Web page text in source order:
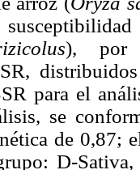
), por
para el
se
de 0,87;
D-